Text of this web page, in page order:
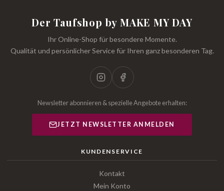
Der Taufshop by MAKE MY DAY
Ihr Online-Shop für besondere Momente.
Qualität und persönlicher Service für Ihren ganz besonderen Tag.
Newsletter abonnieren & spezielle Angebote erhalten:
JETZT NEWSLETTER ANMELDEN
KUNDENSERVICE
Kontakt
Mein Konto